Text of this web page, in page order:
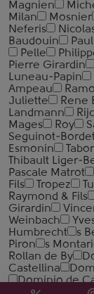
Magnien
Milan
Mosnier
Neferis
Baudouin
Pelle
Pierre Girardin
Luneau-Papin
Ampeau
Juliette
Rene
Landmann
Mages
Roy
Seguinot-
Esmonin
Thibault Liger-
Pascale Matrot
Fils
Tropez
Raymond & Fils
Girardin
Weinbach
Humbrecht
s
Piron
s
Rollan de By
Castellina
Dominio de